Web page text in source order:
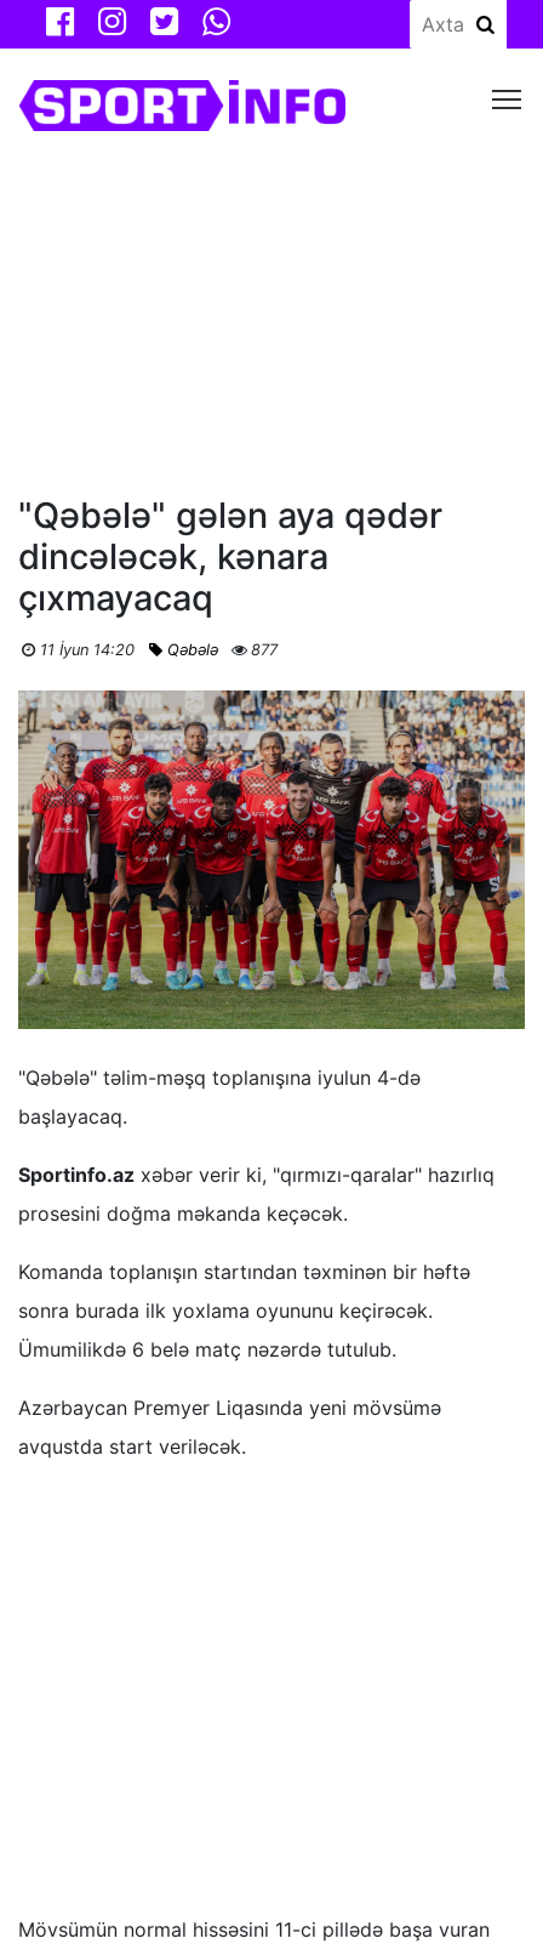
"Qəbələ" gələn aya qədər
dincələcək, kənara
çıxmayacaq
11 İyun 14:20 Qəbələ 877
"Qəbələ" təlim-məşq toplanışına iyulun 4-də
başlayacaq.
Sportinfo.az xəbər verir ki, "qırmızı-qaralar" hazırlıq
prosesini doğma məkanda keçəcək.
Komanda toplanışın startından təxminən bir həftə
sonra burada ilk yoxlama oyununu keçirəcək.
Ümumilikdə 6 belə matç nəzərdə tutulub.
Azərbaycan Premyer Liqasında yeni mövsümə
avqustda start veriləcək.
Mövsümün normal hissəsini 11-ci pillədə başa vuran